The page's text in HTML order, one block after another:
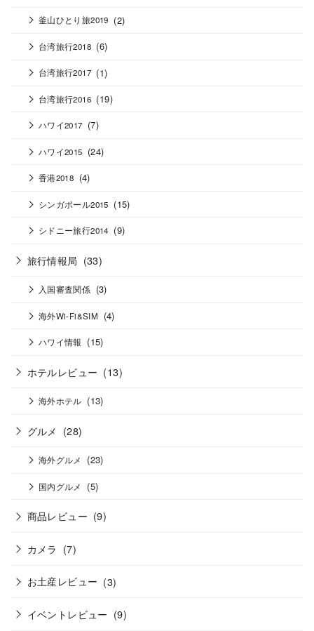
釜山ひとり旅2019 (2)
台湾旅行2018 (6)
台湾旅行2017 (1)
台湾旅行2016 (19)
ハワイ2017 (7)
ハワイ2015 (24)
香港2018 (4)
シンガポール2015 (15)
シドニー旅行2014 (9)
旅行情報局 (33)
入国審査関係 (3)
海外Wi-Fi&SIM (4)
ハワイ情報 (15)
ホテルレビュー (13)
海外ホテル (13)
グルメ (28)
海外グルメ (23)
国内グルメ (5)
商品レビュー (9)
カメラ (7)
お土産レビュー (3)
イベントレビュー (9)